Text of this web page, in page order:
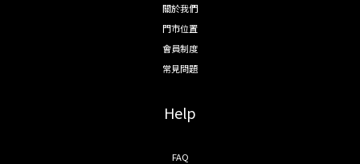
關於我們
門市位置
會員制度
常見問題
Help
FAQ